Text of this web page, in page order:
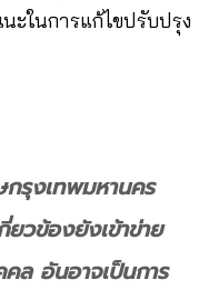
ะในการแก้ไขปรับปรุง
กรุงเทพมหานคร
วข้องยังเข้าข่าย
คล อันอาจเป็นการ